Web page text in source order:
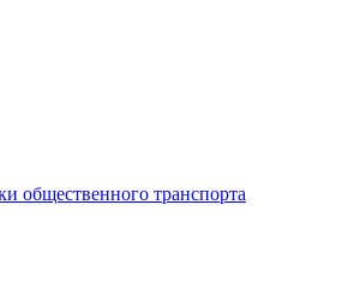
общественного транспорта